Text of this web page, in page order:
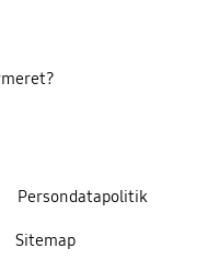
Persondatapolitik
Sitemap